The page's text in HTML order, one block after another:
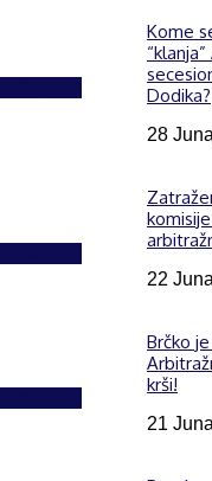
Kome
Dodika?
28
22
Brčko
krši!
21